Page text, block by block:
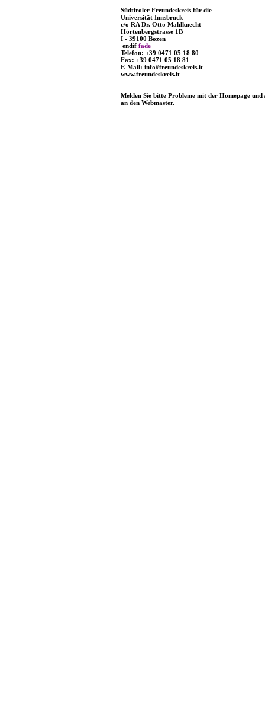
Südtiroler Freundeskreis für die
Universität Innsbruck
c/o RA Dr. Otto Mahlknecht
Hörtenbergstrasse 1B
I - 39100 Bozen
endif fade
Telefon: +39 0471 05 18 80
Fax: +39 0471 05 18 81
E-Mail: info#freundeskreis.it
www.freundeskreis.it
Melden Sie bitte Probleme mit der Homepage und
an den Webmaster.